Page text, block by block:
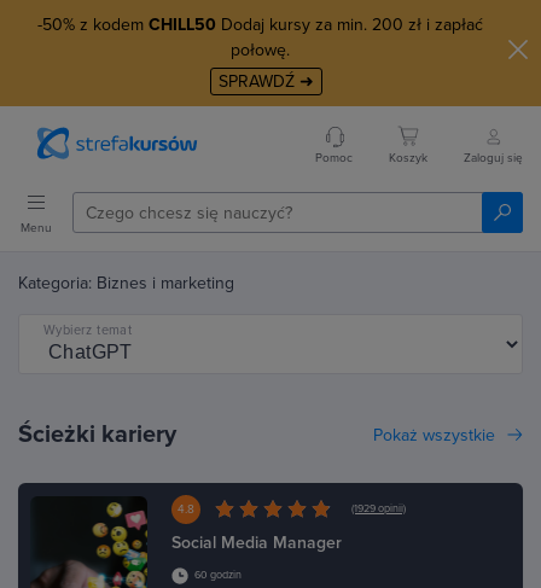
-50% z kodem CHILL50 Dodaj kursy za min. 200 zł i zapłać
połowę.
SPRAWDŹ ➜
Pomoc Koszyk Zaloguj się
Menu
Kategoria: Biznes i marketing
Wybierz temat
Ścieżki kariery Pokaż wszystkie
4.8 (1929 opinii)
Social Media Manager
60 godzin